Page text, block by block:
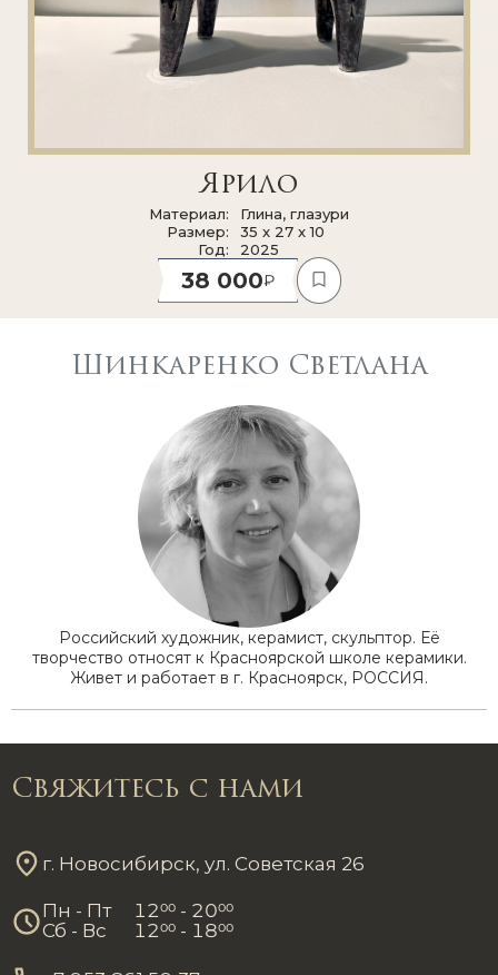
Ярило
Материал
Глина, глазури
Размер
35 x 27 x 10
Год
2025
38 000
Шинкаренко Светлана
Российский художник, керамист, скульптор. Её
творчество относят к Красноярской школе керамики.
Живет и работает в г. Красноярск, РОССИЯ.
Свяжитесь с нами
г. Новосибирск, ул. Советская 26
Пн - Пт 1200 - 2000
Сб - Вс
1200 - 1800